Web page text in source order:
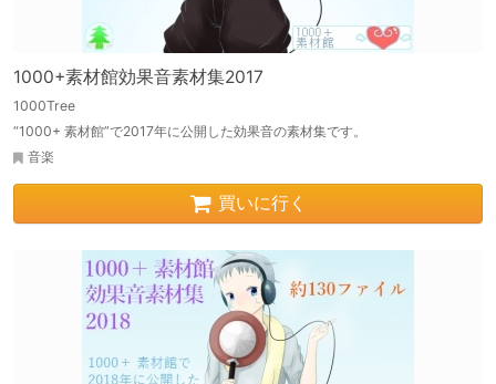
1000+素材館効果音素材集2017
1000Tree
“1000+ 素材館”で2017年に公開した効果音の素材集です。
音楽
買いに行く